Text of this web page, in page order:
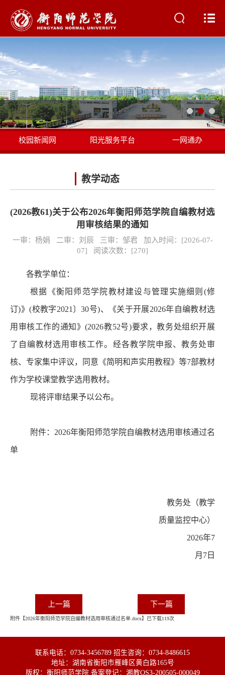
校园新闻网 阳光服务平台 一网通办
教学动态
(2026教61)关于公布2026年衡阳师范学院自编教材选
用审核结果的通知
一审：杨娟 二审：刘辰 三审：邹君 加入时间：[2026-07-
07] 阅读次数：[270]
各教学单位：
根据《衡阳师范学院教材建设与管理实施细则(修
订)》(校教字2021〕30号)、《关于开展2026年自编教材选
用审核工作的通知 》(2026教52号)要求，教务处组织开展
了自编教材选用审核工作。经各教学院申报、教务处审
核、专家集中评议，同意《简明和声实用教程》等7部教材
作为学校课堂教学选用教材。
现将评审结果予以公布。
附件：2026年衡阳师范学院自编教材选用审核通过名
单
教务处（教学
质量监控中心）
2026年7
月7日
上一篇 下一篇
附件【2026年衡阳师范学院自编教材选用审核通过名单.docx】已下载119次
联系电话：0734-3456789 招生咨询：0734-8486615
地址：湖南省衡阳市雁峰区黄白路165号
版权：衡阳师范学院 备案登记：湘教QS3-200505-000049